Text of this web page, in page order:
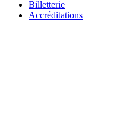
Billetterie
Accréditations